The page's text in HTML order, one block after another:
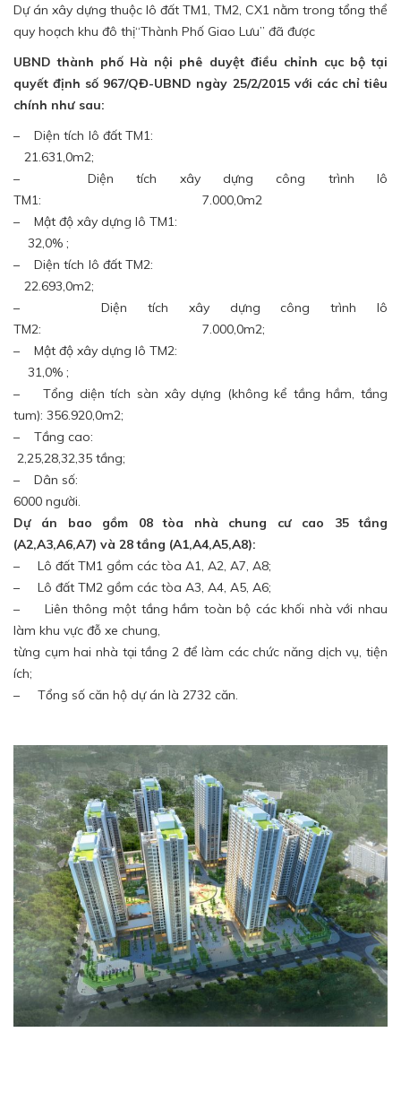
Dự án xây dựng thuộc lô đất TM1, TM2, CX1 nằm trong tổng thể
quy hoạch khu đô thị“Thành Phố Giao Lưu” đã được
UBND thành phố Hà nội phê duyệt điều chỉnh cục bộ tại
quyết định số 967/QĐ-UBND ngày 25/2/2015 với các chỉ tiêu
chính như sau:
– Diện tích lô đất TM1:
21.631,0m2;
– Diện tích xây dựng công trình lô
TM1: 7.000,0m2
– Mật độ xây dựng lô TM1:
32,0% ;
– Diện tích lô đất TM2:
22.693,0m2;
– Diện tích xây dựng công trình lô
TM2: 7.000,0m2;
– Mật độ xây dựng lô TM2:
31,0% ;
– Tổng diện tích sàn xây dựng (không kể tầng hầm, tầng
tum): 356.920,0m2;
– Tầng cao:
2,25,28,32,35 tầng;
– Dân số:
6000 người.
Dự án bao gồm 08 tòa nhà chung cư cao 35 tầng
(A2,A3,A6,A7) và 28 tầng (A1,A4,A5,A8):
– Lô đất TM1 gồm các tòa A1, A2, A7, A8;
– Lô đất TM2 gồm các tòa A3, A4, A5, A6;
– Liên thông một tầng hầm toàn bộ các khối nhà với nhau
làm khu vực đỗ xe chung,
từng cụm hai nhà tại tầng 2 để làm các chức năng dịch vụ, tiện
ích;
– Tổng số căn hộ dự án là 2732 căn.